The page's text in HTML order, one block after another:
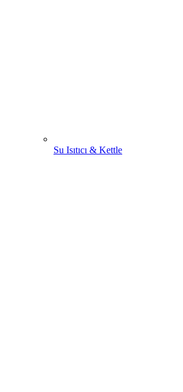
Su Isıtıcı & Kettle